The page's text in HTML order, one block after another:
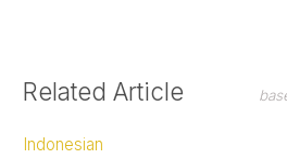
Article
Details
Related Article
Indonesian